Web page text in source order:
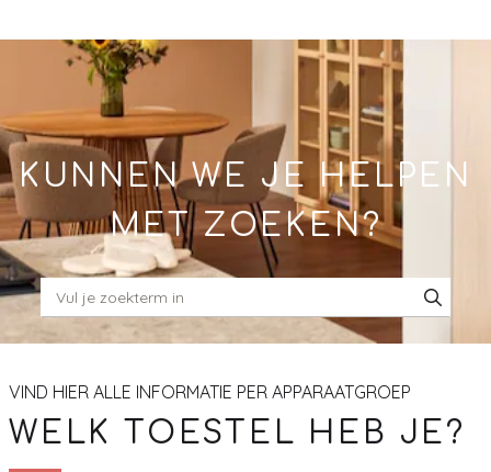
to
KUNNEN WE JE HELPEN
MET ZOEKEN?
VIND HIER ALLE INFORMATIE PER APPARAATGROEP
WELK TOESTEL HEB JE?